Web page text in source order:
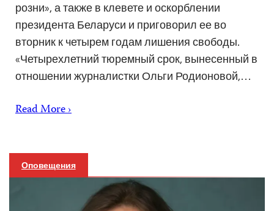
розни», а также в клевете и оскорблении
президента Беларуси и приговорил ее во
вторник к четырем годам лишения свободы.
«Четырехлетний тюремный срок, вынесенный в
отношении журналистки Ольги Родионовой,…
Read More ›
Оповещения